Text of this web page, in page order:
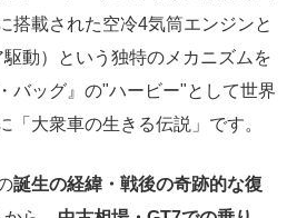
搭載された空冷4気筒エンジンと
動）という独特のメカニズムを
バッグ』の"ハービー"として世界
「大衆車の生きる伝説」です。
誕生の経緯・戦後の奇跡的な復